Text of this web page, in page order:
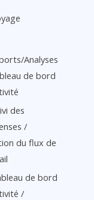
Analyses
de bord
des
/
du flux de
de bord
/